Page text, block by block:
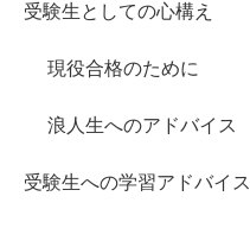
受験生としての心構え
現役合格のために
浪人生へのアドバイス
受験生への学習アドバイス